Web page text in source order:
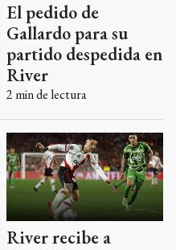
El pedido de
Gallardo para su
partido despedida en
River
2 min de lectura
River recibe a